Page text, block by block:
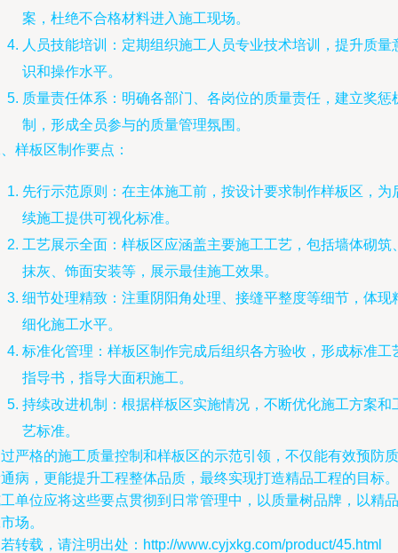
案，杜绝不合格材料进入施工现场。
人员技能培训：定期组织施工人员专业技术培训，提升质量
识和操作水平。
质量责任体系：明确各部门、各岗位的质量责任，建立奖惩
制，形成全员参与的质量管理氛围。
样板区制作要点：
先行示范原则：在主体施工前，按设计要求制作样板区，为
续施工提供可视化标准。
工艺展示全面：样板区应涵盖主要施工工艺，包括墙体砌筑
抹灰、饰面安装等，展示最佳施工效果。
细节处理精致：注重阴阳角处理、接缝平整度等细节，体现
细化施工水平。
标准化管理：样板区制作完成后组织各方验收，形成标准工
指导书，指导大面积施工。
持续改进机制：根据样板区实施情况，不断优化施工方案和
艺标准。
严格的施工质量控制和样板区的示范引领，不仅能有效预防质
病，更能提升工程整体品质，最终实现打造精品工程的目标。
单位应将这些要点贯彻到日常管理中，以质量树品牌，以精品
场。
转载，请注明出处：http://www.cyjxkg.com/product/45.html